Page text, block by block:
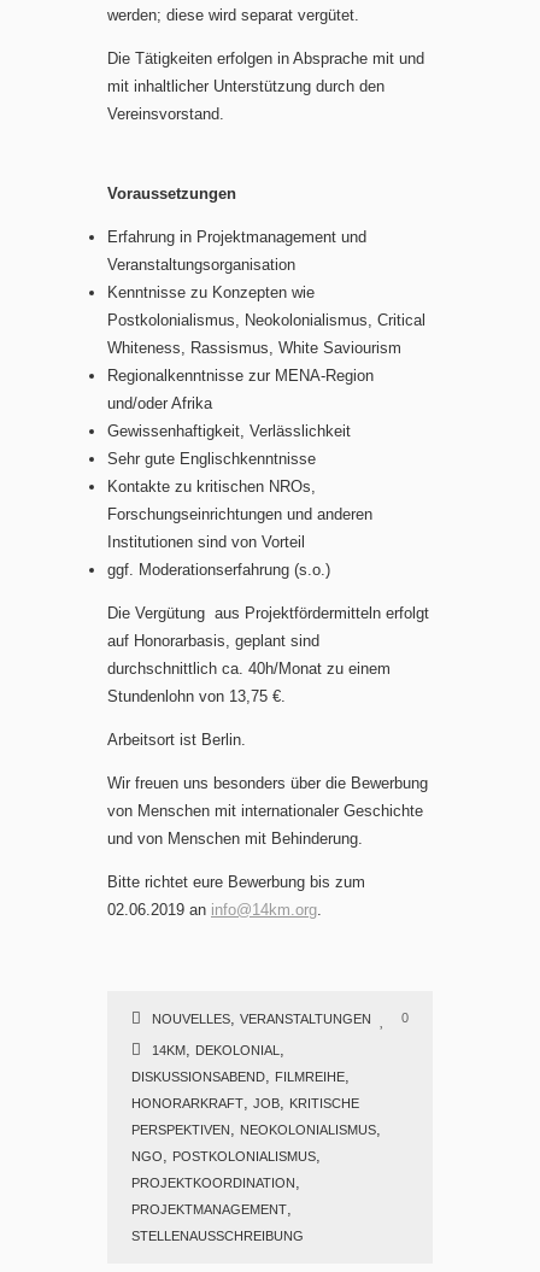
werden; diese wird separat vergütet.
Die Tätigkeiten erfolgen in Absprache mit und
mit inhaltlicher Unterstützung durch den
Vereinsvorstand.
Voraussetzungen
Erfahrung in Projektmanagement und
Veranstaltungsorganisation
Kenntnisse zu Konzepten wie
Postkolonialismus, Neokolonialismus, Critical
Whiteness, Rassismus, White Saviourism
Regionalkenntnisse zur MENA-Region
und/oder Afrika
Gewissenhaftigkeit, Verlässlichkeit
Sehr gute Englischkenntnisse
Kontakte zu kritischen NROs,
Forschungseinrichtungen und anderen
Institutionen sind von Vorteil
ggf. Moderationserfahrung (s.o.)
Die Vergütung aus Projektfördermitteln erfolgt
auf Honorarbasis, geplant sind
durchschnittlich ca. 40h/Monat zu einem
Stundenlohn von 13,75 €.
Arbeitsort ist Berlin.
Wir freuen uns besonders über die Bewerbung
von Menschen mit internationaler Geschichte
und von Menschen mit Behinderung.
Bitte richtet eure Bewerbung bis zum
02.06.2019 an info@14km.org
NOUVELLES VERANSTALTUNGEN
14KM DEKOLONIAL
DISKUSSIONSABEND FILMREIHE
HONORARKRAFT JOB
KRITISCHE
PERSPEKTIVEN
NEOKOLONIALISMUS
NGO POSTKOLONIALISMUS
PROJEKTKOORDINATION
PROJEKTMANAGEMENT
STELLENAUSSCHREIBUNG
0